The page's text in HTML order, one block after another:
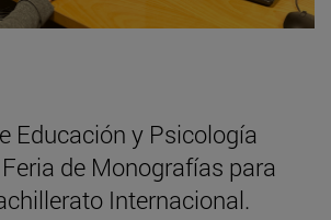
Educación y Psicología
de Monografías para
Internacional.